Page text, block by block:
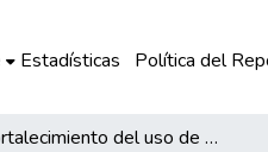
Estadísticas Política del
Fortalecimiento del uso de las TIC de los docentes y su aplicación en la mejora de la Comprensión Lectora en los estudiantes de la Institución Educativa Tomasa Ttito Condemayta de la provincia de Acomayo